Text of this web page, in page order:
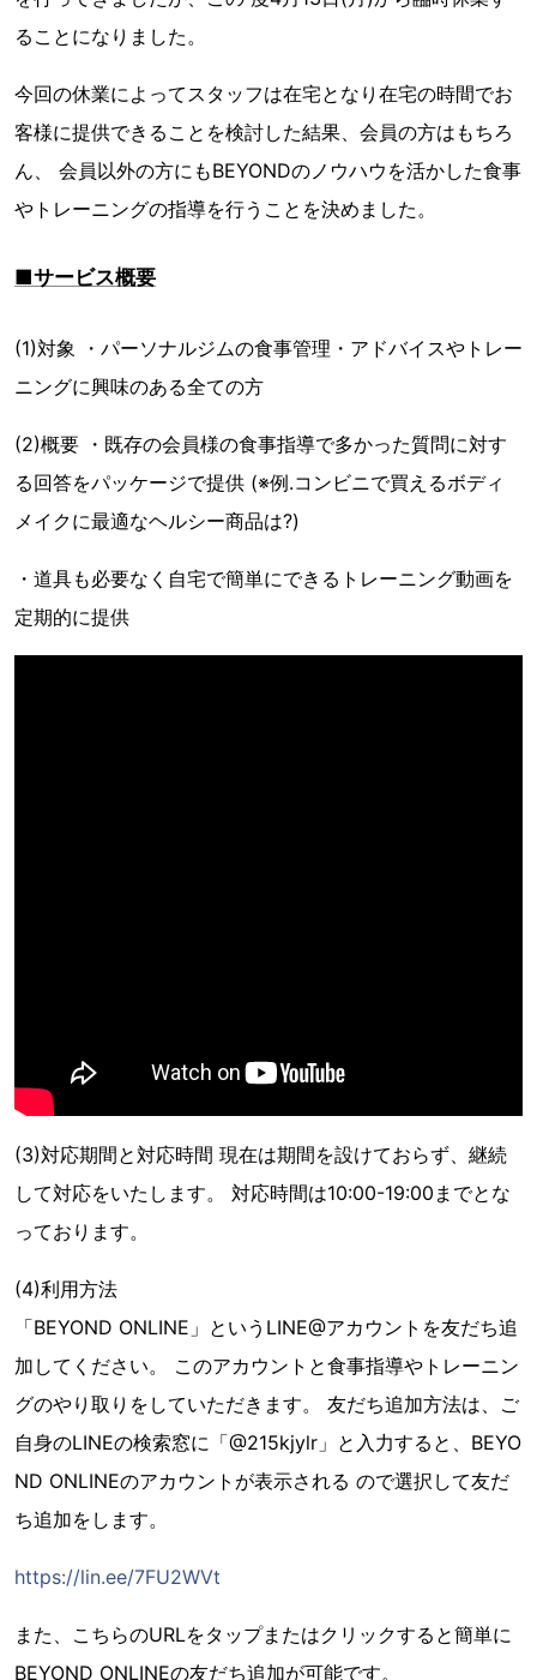
ることになりました。
今回の休業によってスタッフは在宅となり在宅の時間でお
客様に提供できることを検討した結果、会員の方はもちろ
ん、 会員以外の方にもBEYONDのノウハウを活かした食事
やトレーニングの指導を行うことを決めました。
■サービス概要
(1)対象 ・パーソナルジムの食事管理・アドバイスやトレー
ニングに興味のある全ての方
(2)概要 ・既存の会員様の食事指導で多かった質問に対す
る回答をパッケージで提供 (※例.コンビニで買えるボディ
メイクに最適なヘルシー商品は?)
・道具も必要なく自宅で簡単にできるトレーニング動画を
定期的に提供
(3)対応期間と対応時間 現在は期間を設けておらず、継続
して対応をいたします。 対応時間は10:00-19:00までとな
っております。
(4)利用方法
「BEYOND ONLINE」というLINE@アカウントを友だち追
加してください。 このアカウントと食事指導やトレーニン
グのやり取りをしていただきます。 友だち追加方法は、ご
自身のLINEの検索窓に「@215kjylr」と入力すると、BEYO
ND ONLINEのアカウントが表示される ので選択して友だ
ち追加をします。
https://lin.ee/7FU2WVt
また、こちらのURLをタップまたはクリックすると簡単に
BEYOND ONLINEの友だち追加が可能です。